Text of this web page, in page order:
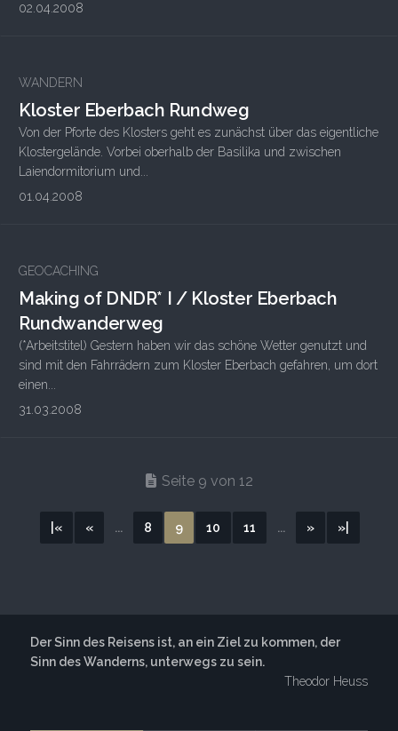
02.04.2008
WANDERN
Kloster Eberbach Rundweg
Von der Pforte des Klosters geht es zunächst über das eigentliche
Klostergelände. Vorbei oberhalb der Basilika und zwischen
Laiendormitorium und...
01.04.2008
GEOCACHING
Making of DNDR* I / Kloster Eberbach
Rundwanderweg
(*Arbeitstitel) Gestern haben wir das schöne Wetter genutzt und
sind mit den Fahrrädern zum Kloster Eberbach gefahren, um dort
einen...
31.03.2008
Seite 9 von 12
|« « ... 8 9 10 11 ... » »|
Der Sinn des Reisens ist, an ein Ziel zu kommen, der
Sinn des Wanderns, unterwegs zu sein.
Theodor Heuss